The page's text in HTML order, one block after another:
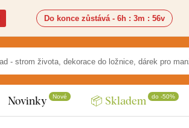
Do konce zůstává - 6h : 3m : 55v
Novinky Nové 📦 Skladem do -50%